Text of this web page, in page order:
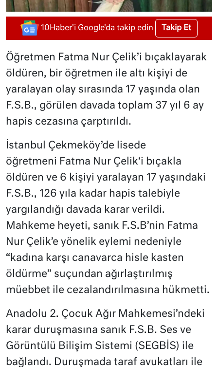
10Haber'i Google'da takip edin Takip Et
Öğretmen Fatma Nur Çelik’i bıçaklayarak
öldüren, bir öğretmen ile altı kişiyi de
yaralayan olay sırasında 17 yaşında olan
F.S.B., görülen davada toplam 37 yıl 6 ay
hapis cezasına çarptırıldı.
İstanbul Çekmeköy’de lisede
öğretmeni Fatma Nur Çelik‘i bıçakla
öldüren ve 6 kişiyi yaralayan 17 yaşındaki
F.S.B., 126 yıla kadar hapis talebiyle
yargılandığı davada karar verildi.
Mahkeme heyeti, sanık F.S.B’nin Fatma
Nur Çelik’e yönelik eylemi nedeniyle
“kadına karşı canavarca hisle kasten
öldürme” suçundan ağırlaştırılmış
müebbet ile cezalandırılmasına hükmetti.
Anadolu 2. Çocuk Ağır Mahkemesi’ndeki
karar duruşmasına sanık F.S.B. Ses ve
Görüntülü Bilişim Sistemi (SEGBİS) ile
bağlandı. Duruşmada taraf avukatları ile